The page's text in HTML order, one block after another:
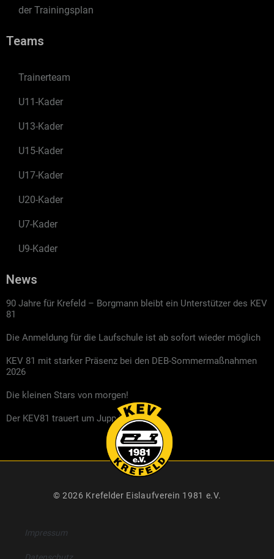
der Trainingsplan
Teams
Trainerteam
U11-Kader
U13-Kader
U15-Kader
U17-Kader
U20-Kader
U7-Kader
U9-Kader
News
90 Jahre für Krefeld – Borgmann bleibt ein Unterstützer des KEV
81
Die Anmeldung für die Laufschule ist ab sofort wieder möglich
KEV 81 mit starker Präsenz bei den DEB-Sommermaßnahmen
2026
Die kleinen Stars von morgen!
Der KEV81 trauert um Jupp Kompalla
© 2026 Krefelder Eislaufverein 1981 e.V.
Impressum